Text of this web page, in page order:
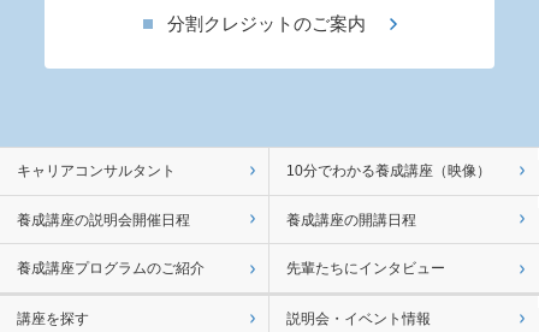
分割クレジットのご案内
キャリアコンサルタント 10分でわかる養成講座（映像）
養成講座の説明会開催日程 養成講座の開講日程
養成講座プログラムのご紹介 先輩たちにインタビュー
講座を探す 説明会・イベント情報